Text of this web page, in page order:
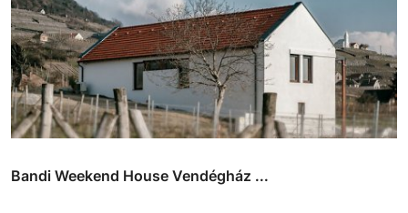
Bandi Weekend House Vendégház ...